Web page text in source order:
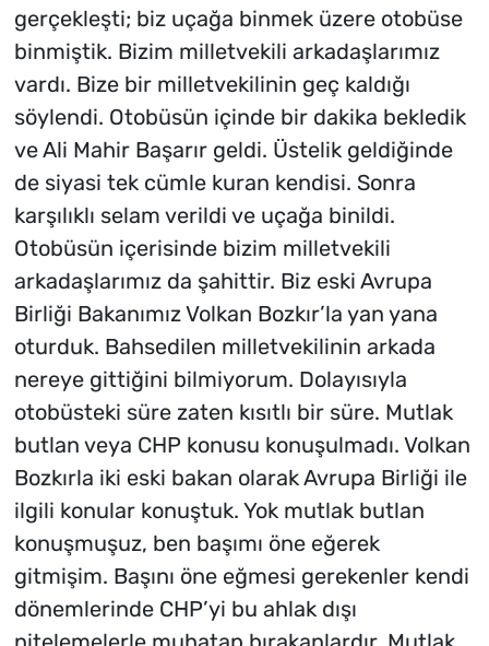
gerçekleşti; biz uçağa binmek üzere otobüse
binmiştik. Bizim milletvekili arkadaşlarımız
vardı. Bize bir milletvekilinin geç kaldığı
söylendi. Otobüsün içinde bir dakika bekledik
ve Ali Mahir Başarır geldi. Üstelik geldiğinde
de siyasi tek cümle kuran kendisi. Sonra
karşılıklı selam verildi ve uçağa binildi.
Otobüsün içerisinde bizim milletvekili
arkadaşlarımız da şahittir. Biz eski Avrupa
Birliği Bakanımız Volkan Bozkır’la yan yana
oturduk. Bahsedilen milletvekilinin arkada
nereye gittiğini bilmiyorum. Dolayısıyla
otobüsteki süre zaten kısıtlı bir süre. Mutlak
butlan veya CHP konusu konuşulmadı. Volkan
Bozkırla iki eski bakan olarak Avrupa Birliği ile
ilgili konular konuştuk. Yok mutlak butlan
konuşmuşuz, ben başımı öne eğerek
gitmişim. Başını öne eğmesi gerekenler kendi
dönemlerinde CHP’yi bu ahlak dışı